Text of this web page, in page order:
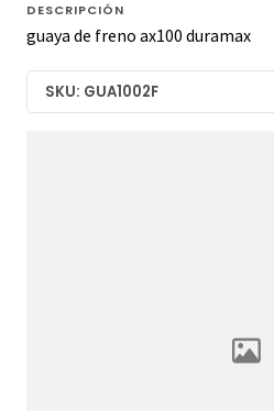
DESCRIPCIÓN
guaya de freno ax100 duramax
SKU: GUA1002F